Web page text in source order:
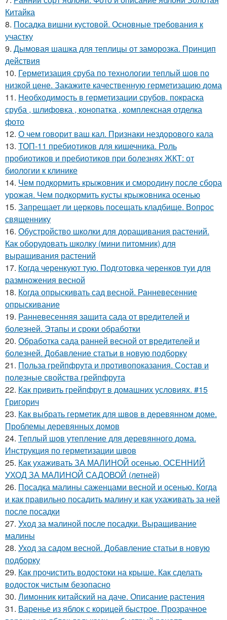
Китайка
8. Посадка вишни кустовой. Основные требования к
участку
9. Дымовая шашка для теплицы от заморозка. Принцип
действия
10. Герметизация сруба по технологии теплый шов по
низкой цене. Закажите качественную герметизацию дома
11. Необходимость в герметизации срубов. покраска
сруба , шлифовка , конопатка , комплексная отделка
фото
12. О чем говорит ваш кал. Признаки нездорового кала
13. ТОП-11 пребиотиков для кишечника. Роль
пробиотиков и пребиотиков при болезнях ЖКТ: от
биологии к клинике
14. Чем подкормить крыжовник и смородину после сбора
урожая. Чем подкормить кусты крыжовника осенью
15. Запрещает ли церковь посещать кладбище. Вопрос
священнику
16. Обустройство школки для доращивания растений.
Как оборудовать школку (мини питомник) для
выращивания растений
17. Когда черенкуют тую. Подготовка черенков туи для
размножения весной
18. Когда опрыскивать сад весной. Ранневесенние
опрыскивание
19. Ранневесенняя защита сада от вредителей и
болезней. Этапы и сроки обработки
20. Обработка сада ранней весной от вредителей и
болезней. Добавление статьи в новую подборку
21. Польза грейпфрута и противопоказания. Состав и
полезные свойства грейпфрута
22. Как привить грейпфрут в домашних условиях. #15
Григорич
23. Как выбрать герметик для швов в деревянном доме.
Проблемы деревянных домов
24. Теплый шов утепление для деревянного дома.
Инструкция по герметизации швов
25. Как ухаживать ЗА МАЛИНОЙ осенью. ОСЕННИЙ
УХОД ЗА МАЛИНОЙ САДОВОЙ (летней)
26. Посадка малины саженцами весной и осенью. Когда
и как правильно посадить малину и как ухаживать за ней
после посадки
27. Уход за малиной после посадки. Выращивание
малины
28. Уход за садом весной. Добавление статьи в новую
подборку
29. Как прочистить водостоки на крыше. Как сделать
водосток чистым безопасно
30. Лимонник китайский на даче. Описание растения
31. Варенье из яблок с корицей быстрое. Прозрачное